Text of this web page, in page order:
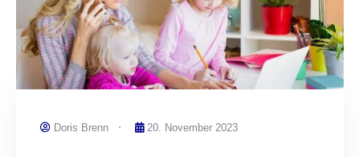
Doris Brenn 20. November 2023